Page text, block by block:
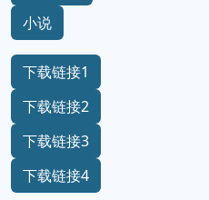
小说
下载链接1
下载链接2
下载链接3
下载链接4